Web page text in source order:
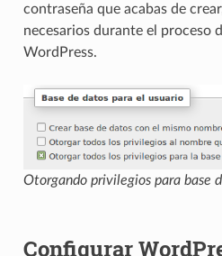
contraseña que acabas de
necesarios durante el proceso
WordPress.
Otorgando privilegios para base
Configurar